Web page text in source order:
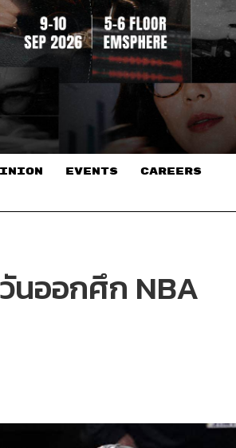
EVENTS CAREERS
นออกศึก NBA